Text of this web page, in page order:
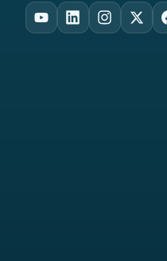
X
Instagram
LinkedIn